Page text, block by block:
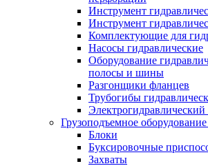
Инструмент
Инструмент
Комплектующие для
Насосы гидравлические
Оборудование
полосы и шины
Разгонщики фланцев
Трубогибы
Грузоподъемное оборудование
Блоки
Буксировочные
Захваты